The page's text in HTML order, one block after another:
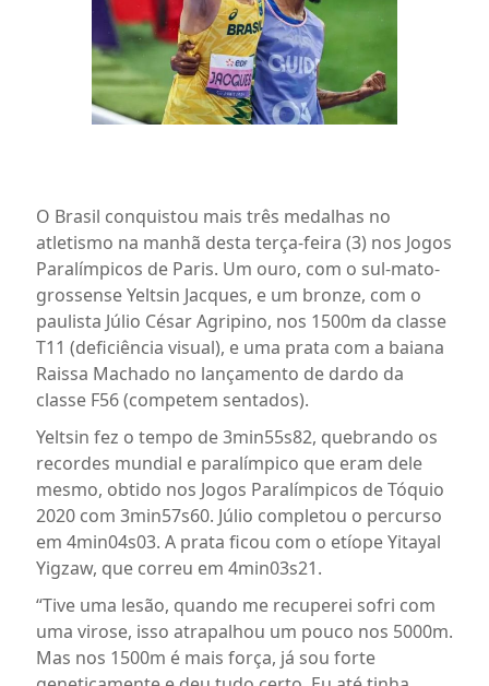
O Brasil conquistou mais três medalhas no
atletismo na manhã desta terça-feira (3) nos Jogos
Paralímpicos de Paris. Um ouro, com o sul-mato-
grossense Yeltsin Jacques, e um bronze, com o
paulista Júlio César Agripino, nos 1500m da classe
T11 (deficiência visual), e uma prata com a baiana
Raissa Machado no lançamento de dardo da
classe F56 (competem sentados).
Yeltsin fez o tempo de 3min55s82, quebrando os
recordes mundial e paralímpico que eram dele
mesmo, obtido nos Jogos Paralímpicos de Tóquio
2020 com 3min57s60. Júlio completou o percurso
em 4min04s03. A prata ficou com o etíope Yitayal
Yigzaw, que correu em 4min03s21.
“Tive uma lesão, quando me recuperei sofri com
uma virose, isso atrapalhou um pouco nos 5000m.
Mas nos 1500m é mais força, já sou forte